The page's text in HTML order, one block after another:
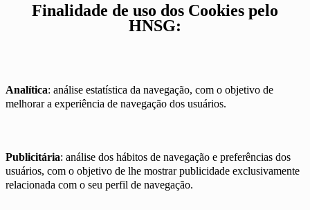
Finalidade de uso dos Cookies pelo
HNSG:
Analítica: análise estatística da navegação, com o objetivo de
melhorar a experiência de navegação dos usuários.
Publicitária: análise dos hábitos de navegação e preferências dos
usuários, com o objetivo de lhe mostrar publicidade exclusivamente
relacionada com o seu perfil de navegação.